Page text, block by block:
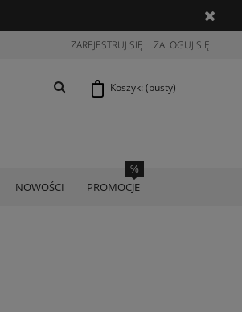
ZAREJESTRUJ SIĘ ZALOGUJ SIĘ
Koszyk: (pusty)
NOWOŚCI PROMOCJE